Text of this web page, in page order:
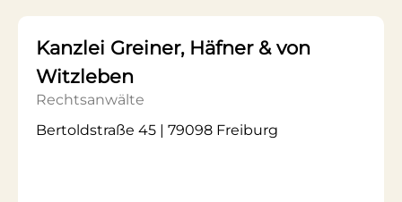
Kanzlei Greiner, Häfner & von
Witzleben
Rechtsanwälte
Bertoldstraße 45 | 79098 Freiburg